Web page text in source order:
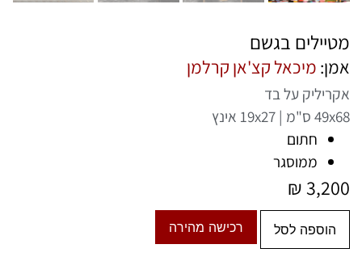
מטיילים בגשם
אמן: מיכאל קצ'אן קרלמן
אקריליק על בד
49x68 ס"מ | 19x27 אינץ
חתום
ממוסגר
₪3,200
הוספה לסל רכישה מהירה